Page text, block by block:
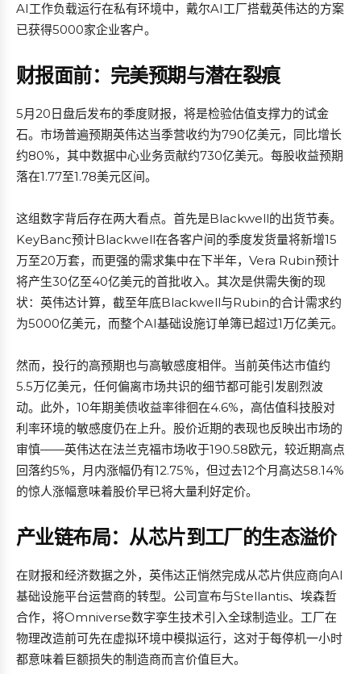
AI工作负载运行在私有环境中，戴尔AI工厂搭载英伟达的方案
已获得5000家企业客户。
财报面前：完美预期与潜在裂痕
5月20日盘后发布的季度财报，将是检验估值支撑力的试金
石。市场普遍预期英伟达当季营收约为790亿美元，同比增长
约80%，其中数据中心业务贡献约730亿美元。每股收益预期
落在1.77至1.78美元区间。
这组数字背后存在两大看点。首先是Blackwell的出货节奏。
KeyBanc预计Blackwell在各客户间的季度发货量将新增15
万至20万套，而更强的需求集中在下半年，Vera Rubin预计
将产生30亿至40亿美元的首批收入。其次是供需失衡的现
状：英伟达计算，截至年底Blackwell与Rubin的合计需求约
为5000亿美元，而整个AI基础设施订单簿已超过1万亿美元。
然而，投行的高预期也与高敏感度相伴。当前英伟达市值约
5.5万亿美元，任何偏离市场共识的细节都可能引发剧烈波
动。此外，10年期美债收益率徘徊在4.6%，高估值科技股对
利率环境的敏感度仍在上升。股价近期的表现也反映出市场的
审慎——英伟达在法兰克福市场收于190.58欧元，较近期高点
回落约5%，月内涨幅仍有12.75%，但过去12个月高达58.14%
的惊人涨幅意味着股价早已将大量利好定价。
产业链布局：从芯片到工厂的生态溢价
在财报和经济数据之外，英伟达正悄然完成从芯片供应商向AI
基础设施平台运营商的转型。公司宣布与Stellantis、埃森哲
合作，将Omniverse数字孪生技术引入全球制造业。工厂在
物理改造前可先在虚拟环境中模拟运行，这对于每停机一小时
都意味着巨额损失的制造商而言价值巨大。